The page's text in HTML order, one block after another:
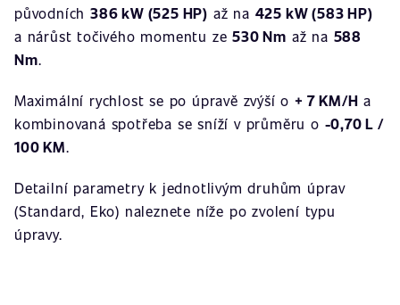
původních386 kW (525 HP) až na 425 kW (583 HP)
a nárůst točivého momentu ze530 Nm až na 588
Nm.
Maximální rychlost se po úpravě zvýší o + 7 KM/H a
kombinovaná spotřeba se sníží v průměru o -0,70 L /
100 KM.
Detailní parametry k jednotlivým druhům úprav
(Standard, Eko) naleznete níže po zvolení typu
úpravy.